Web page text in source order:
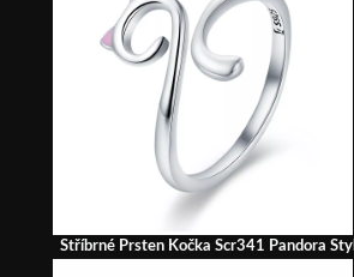
Stříbrné Prsten Kočka Scr341 Pandora Styl